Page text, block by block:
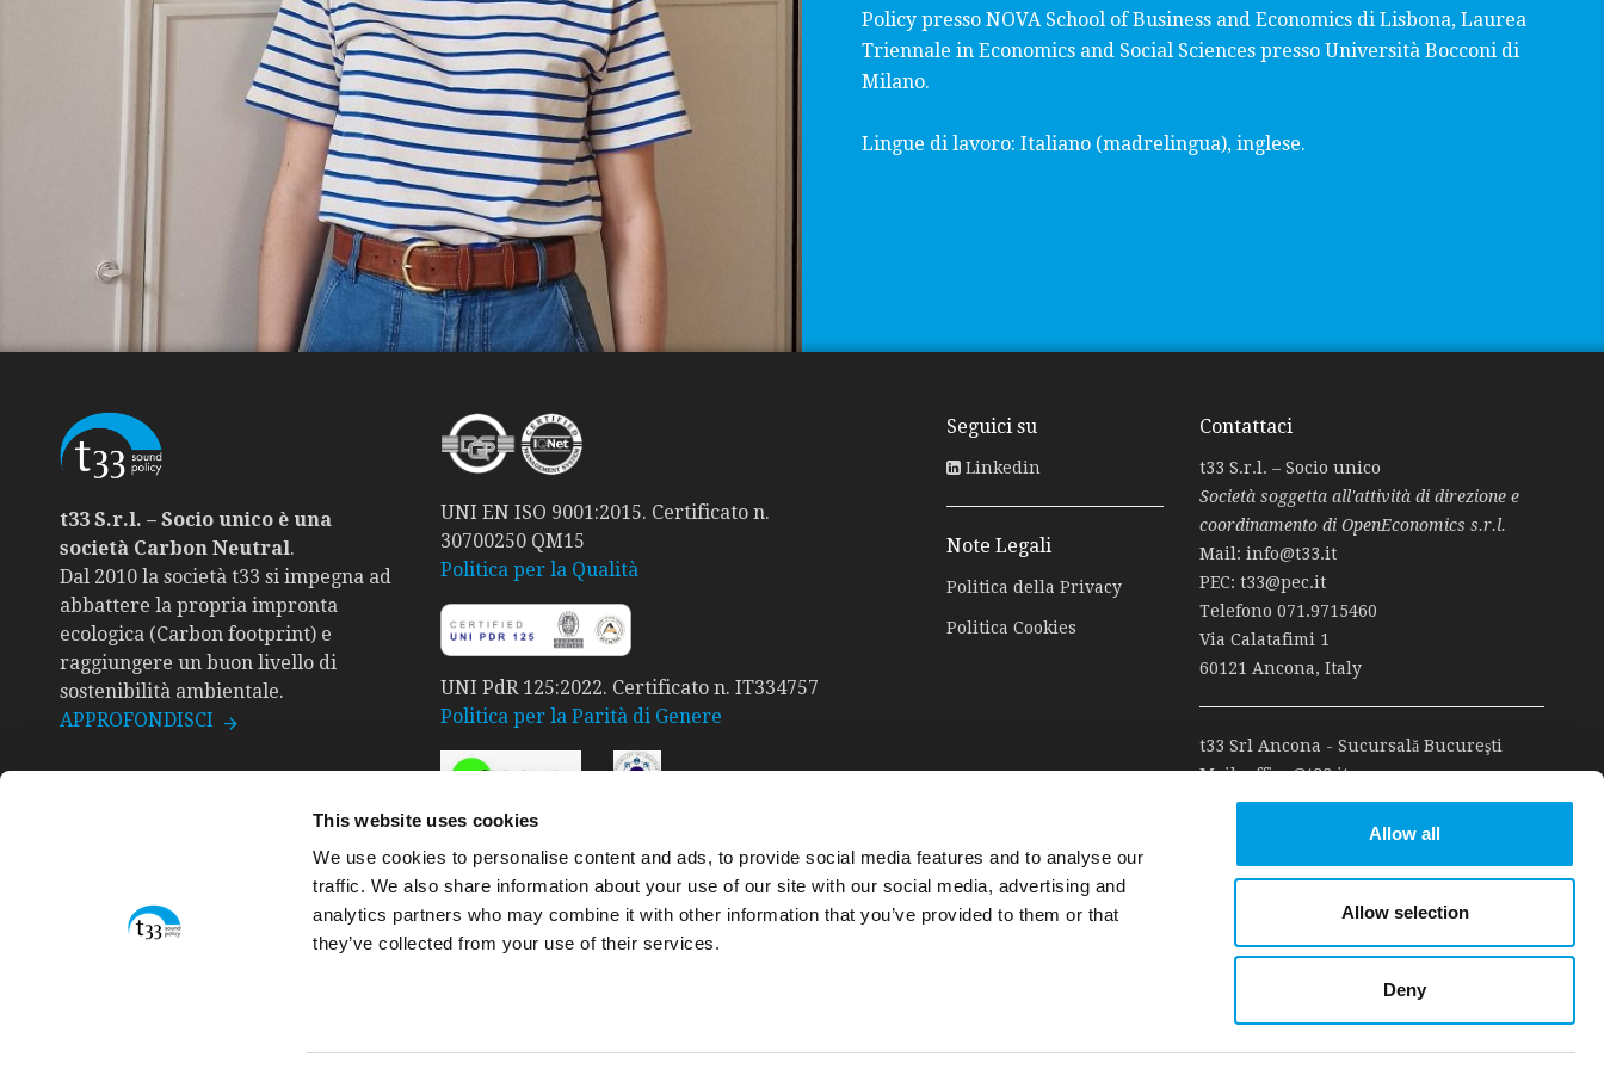
This website uses cookies
We use cookies to personalise content and ads, to provide social media features and to analyse our
traffic. We also share information about your use of our site with our social media, advertising and
analytics partners who may combine it with other information that you’ve provided to them or that
they’ve collected from your use of their services.
Allow all
Allow selection
Deny
Policy presso NOVA School of Business and Economics di Lisbona, Laurea
Triennale in Economics and Social Sciences presso Università Bocconi di
Milano.
Lingue di lavoro: Italiano (madrelingua), inglese.
t33 S.r.l. – Socio unico è una
società Carbon Neutral.
Dal 2010 la società t33 si impegna ad
abbattere la propria impronta
ecologica (Carbon footprint) e
raggiungere un buon livello di
sostenibilità ambientale.
APPROFONDISCI
UNI EN ISO 9001:2015. Certificato n.
30700250 QM15
Politica per la Qualità
UNI PdR 125:2022. Certificato n. IT334757
Politica per la Parità di Genere
SA8000. Certificato n. SA8000-240204 2025
Politica per la Responsabilità Sociale
Bilancio sociale SA8000
Seguici su
Linkedin
Note Legali
Politica della Privacy
Politica Cookies
Contattaci
t33 S.r.l. – Socio unico
Società soggetta all'attività di direzione e
coordinamento di OpenEconomics s.r.l.
Mail:info@t33.it
PEC:t33@pec.it
Telefono071.9715460
Via Calatafimi 1
60121 Ancona, Italy
t33 Srl Ancona - Sucursală Bucureşti
Mail:office@t33.it
Bd Tudor Vladimirescu, 22 - Bucharest,
Registro delle imprese n. J2025003874005